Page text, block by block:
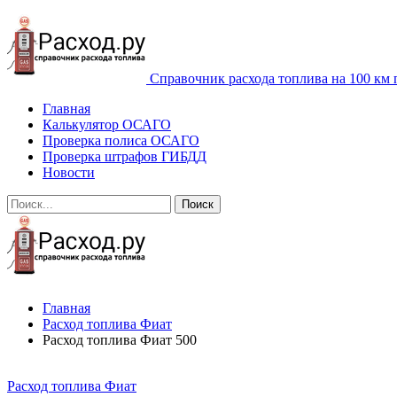
Справочник расхода топлива на 100 км
Главная
Калькулятор ОСАГО
Проверка полиса ОСАГО
Проверка штрафов ГИБДД
Новости
Главная
Расход топлива Фиат
Расход топлива Фиат 500
Расход топлива Фиат